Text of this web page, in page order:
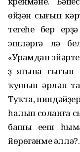
өйҙән сығып
тегеһе бер
эшләргә лә
«Урамдан
үҙ яғына
ҡушып әрләп
Туҡта,
һалып соланға
башы еүеш
йөрөгәнме